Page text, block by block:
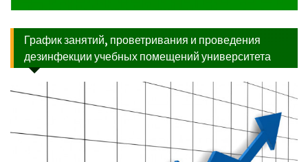
График занятий, проветривания и проведения
дезинфекции учебных помещений университета